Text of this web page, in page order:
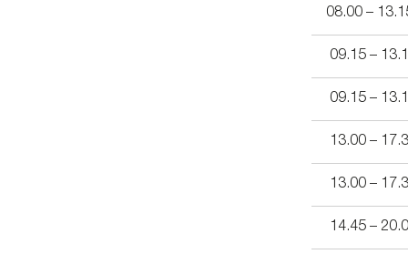
08.00 –
09.15 –
09.15 –
13.00 –
13.00 –
14.45 –